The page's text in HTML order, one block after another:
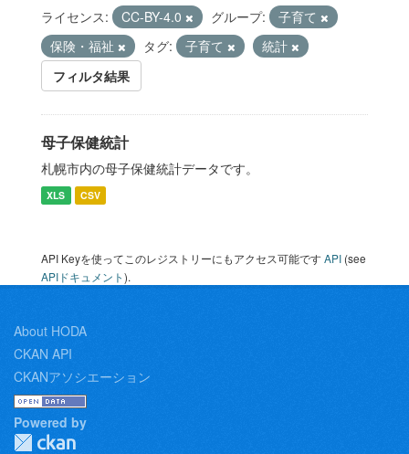
ライセンス: CC-BY-4.0 グループ:
子育て
保険・福祉
タグ: 子育て
統計
フィルタ結果
母子保健統計
札幌市内の母子保健統計データです。
XLS CSV
API Keyを使ってこのレジストリーにもアクセス可能ですAPI (see
APIドキュメント).
About HODA
CKAN API
CKANアソシエーション
Powered by